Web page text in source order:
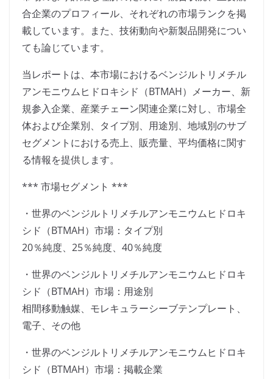
合企業のプロフィール、それぞれの市場ランクを掲
載しています。また、技術動向や新製品開発につい
ても論じています。
当レポートは、本市場におけるベンジルトリメチル
アンモニウムヒドロキシド（BTMAH）メーカー、新
規参入企業、産業チェーン関連企業に対し、市場全
体および企業別、タイプ別、用途別、地域別のサブ
セグメントにおける売上、販売量、平均価格に関す
る情報を提供します。
*** 市場セグメント ***
・世界のベンジルトリメチルアンモニウムヒドロキ
シド（BTMAH）市場：タイプ別
20％純度、25％純度、40％純度
・世界のベンジルトリメチルアンモニウムヒドロキ
シド（BTMAH）市場：用途別
相間移動触媒、モレキュラーシーブテンプレート、
電子、その他
・世界のベンジルトリメチルアンモニウムヒドロキ
シド（BTMAH）市場：掲載企業